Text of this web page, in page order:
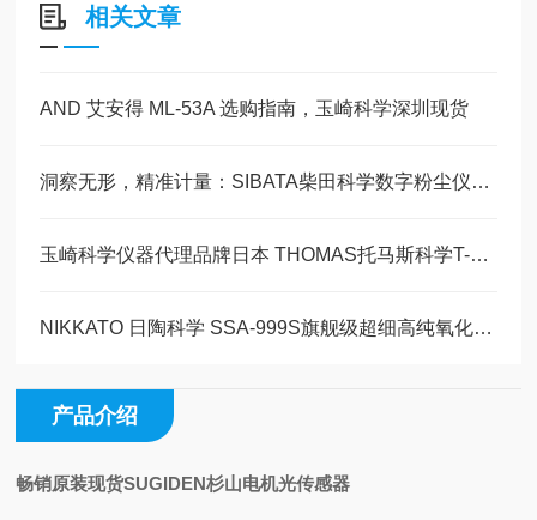
相关文章
AND 艾安得 ML-53A 选购指南，玉崎科学深圳现货
洞察无形，精准计量：SIBATA柴田科学数字粉尘仪技术全解析
玉崎科学仪器代理品牌日本 THOMAS托马斯科学T-22H 高温恒温油槽
NIKKATO 日陶科学 SSA‑999S旗舰级超细高纯氧化铝研磨球玉科原装现货
产品介绍
畅销原装现货SUGIDEN杉山电机光传感器